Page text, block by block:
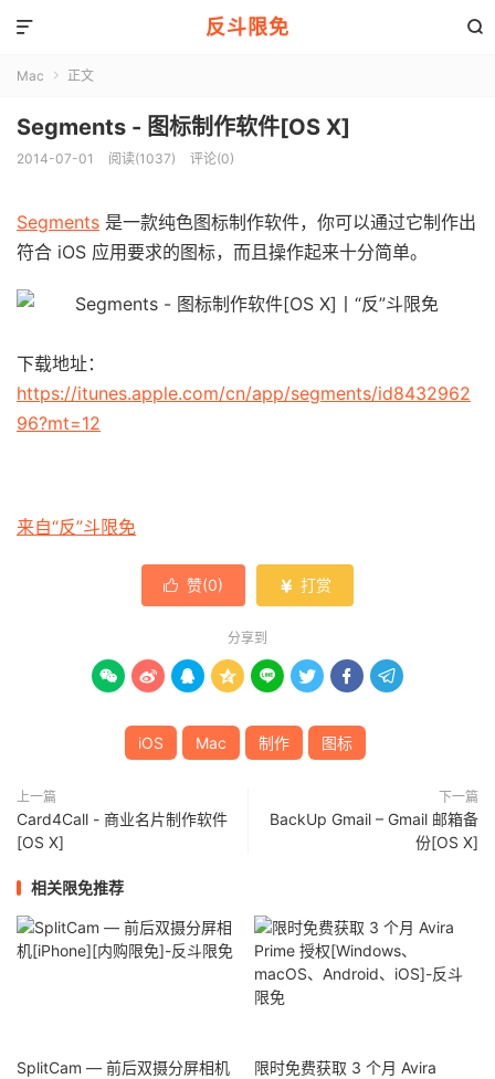
反斗限免 

Mac  正文
Segments - 图标制作软件[OS X]
2014-07-01 阅读(1037) 评论(0)
Segments 是一款纯色图标制作软件，你可以通过它制作出
符合 iOS 应用要求的图标，而且操作起来十分简单。
下载地址：
https://itunes.apple.com/cn/app/segments/id8432962
96?mt=12
来自“反”斗限免
 赞(0)  打赏
分享到
       
iOS Mac 制作 图标
上一篇
Card4Call - 商业名片制作软件
[OS X]
下一篇
BackUp Gmail – Gmail 邮箱备
份[OS X]
相关限免推荐
SplitCam — 前后双摄分屏相机
限时免费获取 3 个月 Avira